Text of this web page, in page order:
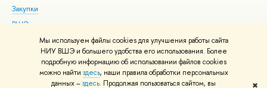
Мы используем файлы cookies для улучшения работы сайта
НИУ ВШЭ и большего удобства его использования. Более
подробную информацию об использовании файлов cookies
можно найти здесь, наши правила обработки персональных
данных –здесь. Продолжая пользоваться сайтом, вы ✖
Закупки
ВШЭ для студентов с ограниченными возможностями
здоровья и инвалидностью
Версия для слабовидящих
Единая платежная страница